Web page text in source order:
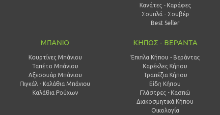
Κανάτες - Καράφες
Σουπλά - Σουβέρ
Best Seller
ΜΠΑΝΙΟ
Κουρτίνες Μπάνιου
Ταπέτο Μπάνιου
Αξεσουάρ Μπάνιου
Πιγκάλ - Καλάθια Μπάνιου
Καλάθια Ρούχων
ΚΗΠΟΣ - ΒΕΡΑΝΤΑ
Έπιπλα Κήπου - Βεράντας
Καρέκλες Κήπου
Τραπέζια Κήπου
Είδη Κήπου
Γλάστρες - Κασπώ
Διακοσμητικά Κήπου
Οικολογία